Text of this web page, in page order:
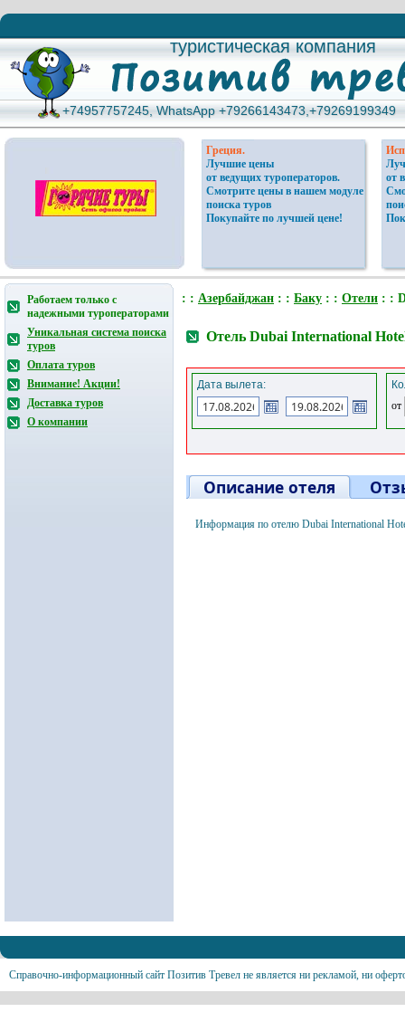
туристическая компания
туристическая компания
+74957757245, WhatsApp +79266143473,+79269199349
+74957757245, WhatsApp +79266143473,+79269199349
Греция.
Лучшие цены
от ведущих туроператоров.
Смотрите цены в нашем модуле
поиска туров
Покупайте по лучшей цене!
от
Работаем только с
надежными туроператорами
Уникальная система поиска
туров
Оплата туров
Внимание! Акции!
Доставка туров
О компании
: : Азербайджан : : Баку : : Отели : :
Отель Dubai International
Дата вылета:
от
Описание отеля
Информация по отелю Dubai International
Справочно-информационный сайт Позитив Тревел не является ни рекламой, ни